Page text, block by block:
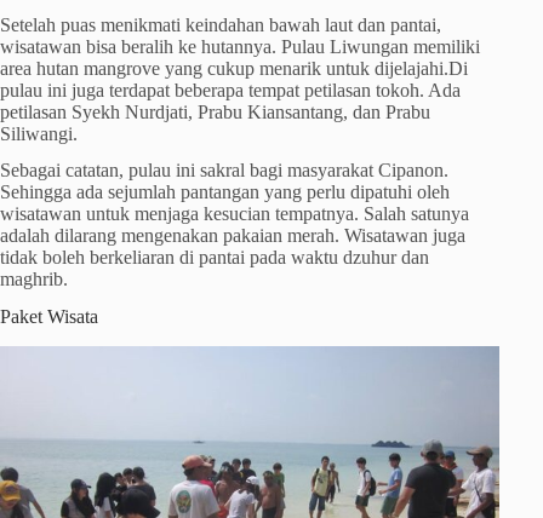
Setelah puas menikmati keindahan bawah laut dan pantai,
wisatawan bisa beralih ke hutannya. Pulau Liwungan memiliki
area hutan mangrove yang cukup menarik untuk dijelajahi.Di
pulau ini juga terdapat beberapa tempat petilasan tokoh. Ada
petilasan Syekh Nurdjati, Prabu Kiansantang, dan Prabu
Siliwangi.
Sebagai catatan, pulau ini sakral bagi masyarakat Cipanon.
Sehingga ada sejumlah pantangan yang perlu dipatuhi oleh
wisatawan untuk menjaga kesucian tempatnya. Salah satunya
adalah dilarang mengenakan pakaian merah. Wisatawan juga
tidak boleh berkeliaran di pantai pada waktu dzuhur dan
maghrib.
Paket Wisata